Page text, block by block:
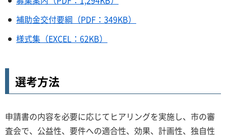
補助金交付要綱（PDF：349KB）
様式集（EXCEL：62KB）
選考方法
申請書の内容を必要に応じてヒアリングを実施し、市の審
査会で、公益性、要件への適合性、効果、計画性、独自性